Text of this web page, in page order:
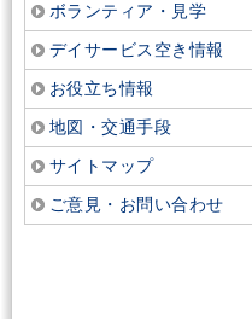
ボランティア・見学
デイサービス空き情報
お役立ち情報
地図・交通手段
サイトマップ
ご意見・お問い合わせ